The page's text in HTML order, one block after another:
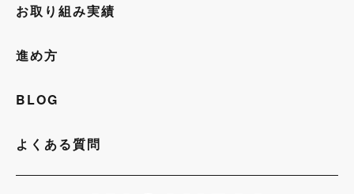
お取り組み実績
進め方
BLOG
よくある質問